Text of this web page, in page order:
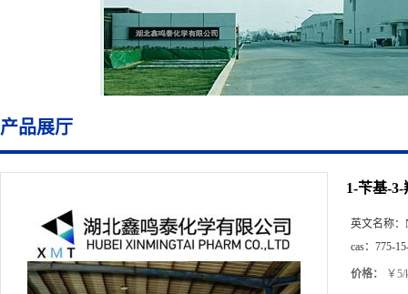
产品展厅
1-苄基-
英文名称：
cas： 775-
价格： ￥5/